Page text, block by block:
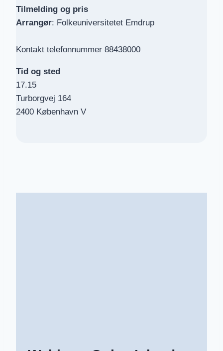
Tilmelding og pris
Arrangør: Folkeuniversitetet Emdrup
Kontakt telefonnummer 88438000
Tid og sted
17.15
Turborgvej 164
2400 København V